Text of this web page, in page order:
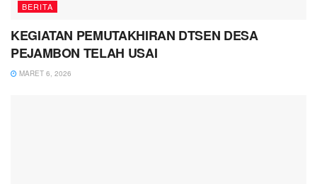
BERITA
KEGIATAN PEMUTAKHIRAN DTSEN DESA
PEJAMBON TELAH USAI
MARET 6, 2026